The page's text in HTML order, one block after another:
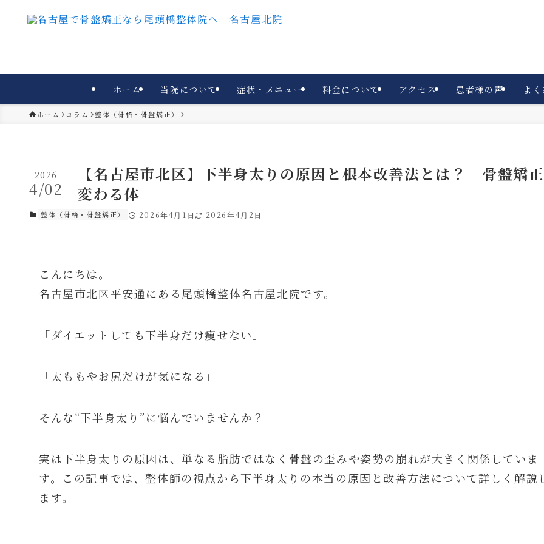
ホーム 当院について 症状・メニュー 料金について アクセス 患者様の声 よ
ホーム コラム 整体（骨格・骨盤矯正）
【名古屋市北区】下半身太りの原因と根本改善法とは？｜骨盤矯
変わる体
2026
4/02
整体（骨格・骨盤矯正） 2026年4月1日 2026年4月2日
こんにちは。
名古屋市北区平安通にある尾頭橋整体名古屋北院です。
「ダイエットしても下半身だけ痩せない」
「太ももやお尻だけが気になる」
そんな“下半身太り”に悩んでいませんか？
実は下半身太りの原因は、単なる脂肪ではなく骨盤の歪みや姿勢の崩れが大きく関係していま
す。この記事では、整体師の視点から下半身太りの本当の原因と改善方法について詳しく解説
ます。